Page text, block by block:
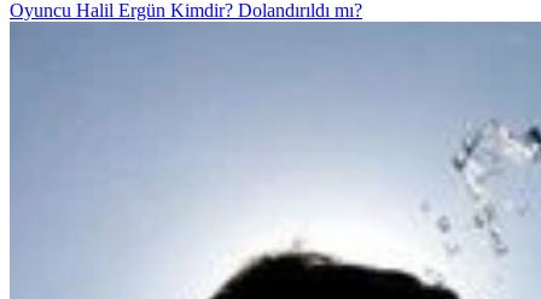
Oyuncu Halil Ergün Kimdir? Dolandırıldı mı?